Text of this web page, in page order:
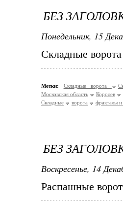
БЕЗ
Понедельник, 15
Складные
Метки: Складные ворота
Московская область
Королев
Складные
ворота фракталы
БЕЗ
Воскресенье, 14
Распашные